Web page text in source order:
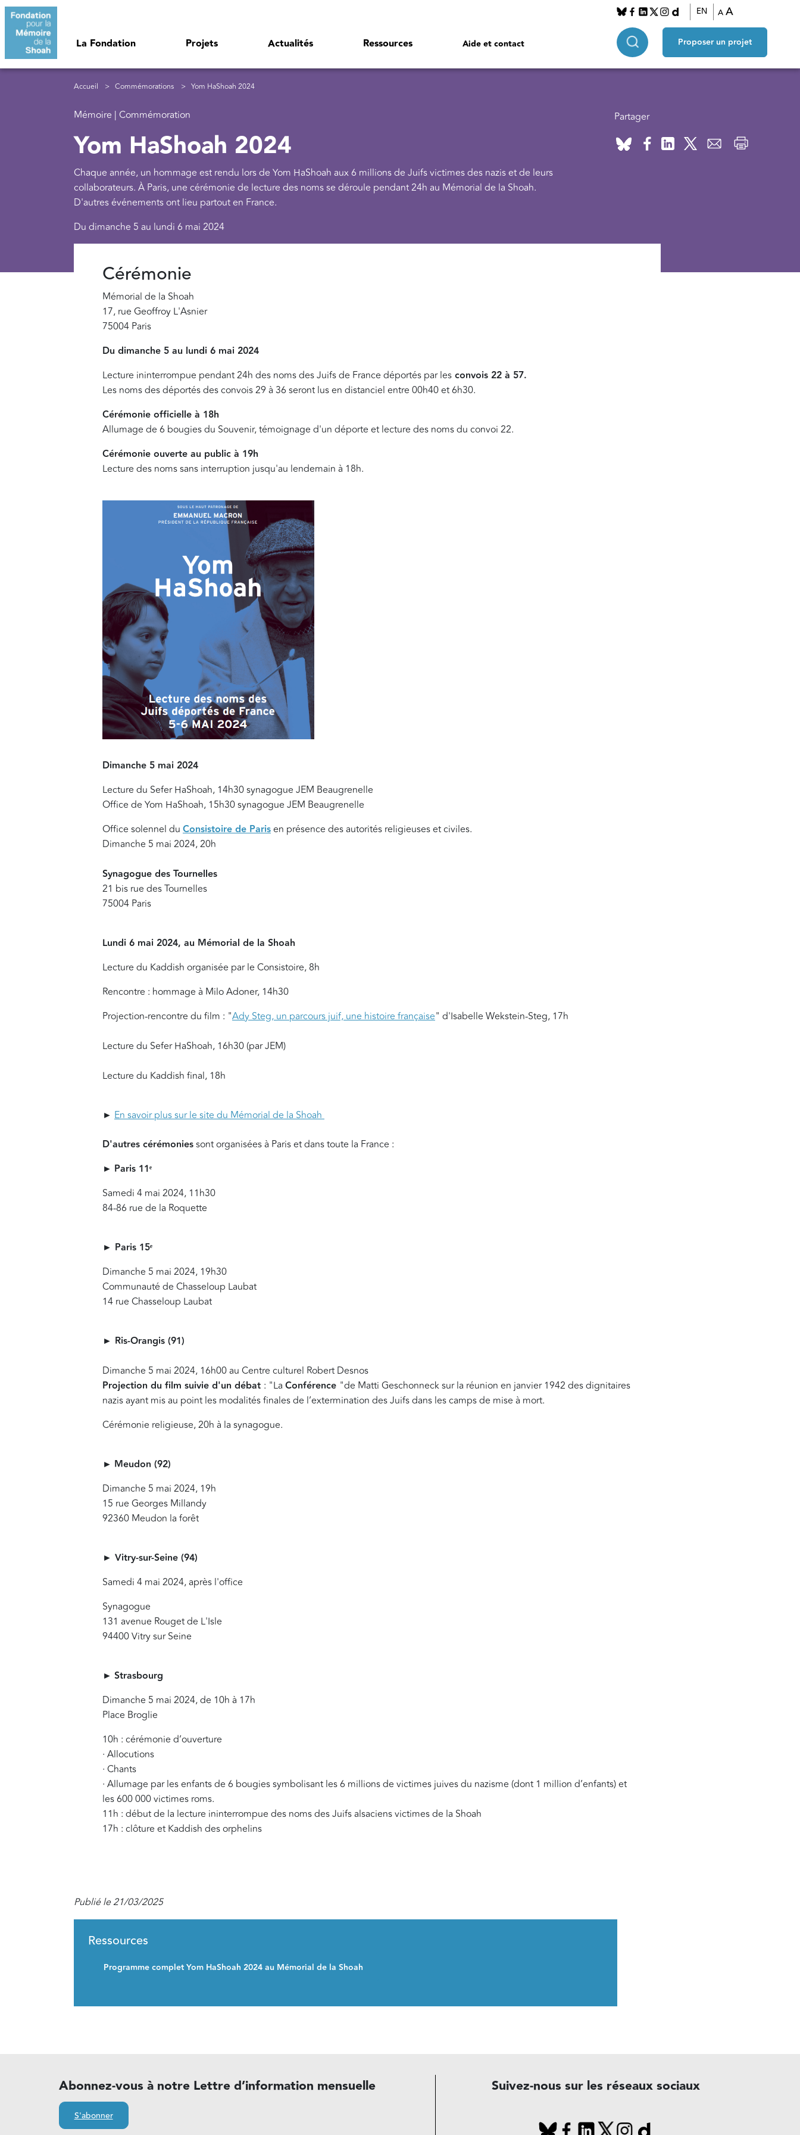
Aller au contenu principal
La Fondation Projets Actualités Ressources Aide et contact
EN A A
Proposer un projet
Fil d'Ariane
Accueil Commémorations Yom HaShoah 2024
Mémoire | Commémoration
Yom HaShoah 2024
Chaque année, un hommage est rendu lors de Yom HaShoah aux 6 millions de Juifs victimes des nazis et de leurs
collaborateurs. À Paris, une cérémonie de lecture des noms se déroule pendant 24h au Mémorial de la Shoah.
D'autres événements ont lieu partout en France.
Du dimanche 5 au lundi 6 mai 2024
Partager
Cérémonie
Mémorial de la Shoah
17, rue Geoffroy L'Asnier
75004 Paris
Du dimanche 5 au lundi 6 mai 2024
Lecture ininterrompue pendant 24h des noms des Juifs de France déportés par les convois 22 à 57.
Les noms des déportés des convois 29 à 36 seront lus en distanciel entre 00h40 et 6h30.
Cérémonie officielle à 18h
Allumage de 6 bougies du Souvenir, témoignage d'un déporte et lecture des noms du convoi 22.
Cérémonie ouverte au public à 19h
Lecture des noms sans interruption jusqu'au lendemain à 18h.
Dimanche 5 mai 2024
Lecture du Sefer HaShoah, 14h30 synagogue JEM Beaugrenelle
Office de Yom HaShoah, 15h30 synagogue JEM Beaugrenelle
Office solennel du Consistoire de Parisen présence des autorités religieuses et civiles.
Dimanche 5 mai 2024, 20h
Synagogue des Tournelles
21 bis rue des Tournelles
75004 Paris
Lundi 6 mai 2024, au Mémorial de la Shoah
Lecture du Kaddish organisée par le Consistoire, 8h
Rencontre : hommage à Milo Adoner, 14h30
Projection-rencontre du film : "Ady Steg, un parcours juif, une histoire française" d'Isabelle Wekstein-Steg, 17h
Lecture du Sefer HaShoah, 16h30 (par JEM)
Lecture du Kaddish final, 18h
► En savoir plus sur le site du Mémorial de la Shoah
D'autres cérémoniessont organisées à Paris et dans toute la France :
► Paris 11ᵉ
Samedi 4 mai 2024, 11h30
84-86 rue de la Roquette
► Paris 15ᵉ
Dimanche 5 mai 2024, 19h30
Communauté de Chasseloup Laubat
14 rue Chasseloup Laubat
► Ris-Orangis (91)
Dimanche 5 mai 2024, 16h00 au Centre culturel Robert Desnos
Projection du film suivie d'un débat : "La Conférence "de Matti Geschonneck sur la réunion en janvier 1942 des dignitaires
nazis ayant mis au point les modalités finales de l’extermination des Juifs dans les camps de mise à mort.
Cérémonie religieuse, 20h à la synagogue.
► Meudon (92)
Dimanche 5 mai 2024, 19h
15 rue Georges Millandy
92360 Meudon la forêt
► Vitry-sur-Seine (94)
Samedi 4 mai 2024, après l'office
Synagogue
131 avenue Rouget de L'Isle
94400 Vitry sur Seine
► Strasbourg
Dimanche 5 mai 2024, de 10h à 17h
Place Broglie
10h : cérémonie d’ouverture
· Allocutions
· Chants
· Allumage par les enfants de 6 bougies symbolisant les 6 millions de victimes juives du nazisme (dont 1 million d’enfants) et
les 600 000 victimes roms.
11h : début de la lecture ininterrompue des noms des Juifs alsaciens victimes de la Shoah
17h : clôture et Kaddish des orphelins
Publié le 21/03/2025
Ressources
Programme complet Yom HaShoah 2024 au Mémorial de la Shoah
Abonnez-vous à notre Lettre d’information mensuelle
S'abonner
Suivez-nous sur les réseaux sociaux